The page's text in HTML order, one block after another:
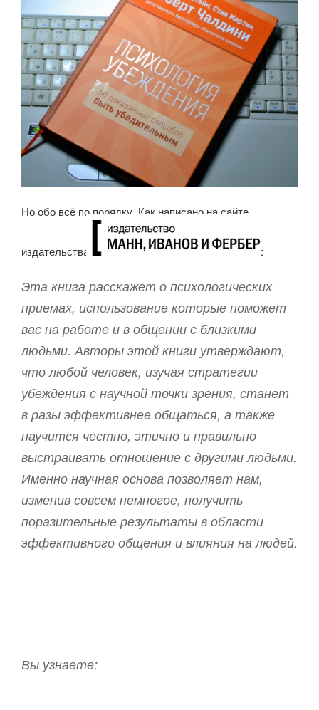
Но обо всё по порядку. Как написано на сайте
издательства :
Эта книга расскажет о психологических
приемах, использование которые поможет
вас на работе и в общении с близкими
людьми. Авторы этой книги утверждают,
что любой человек, изучая стратегии
убеждения с научной точки зрения, станет
в разы эффективнее общаться, а также
научится честно, этично и правильно
выстраивать отношение с другими людьми.
Именно научная основа позволяет нам,
изменив совсем немногое, получить
поразительные результаты в области
эффективного общения и влияния на людей.
Вы узнаете: